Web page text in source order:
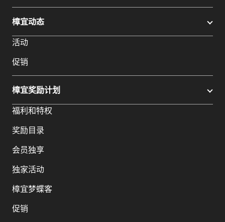
樟宜动态
活动
促销
樟宜奖励计划
福利和特权
奖励目录
会员独享
独家活动
樟宜梦蝶客
促销